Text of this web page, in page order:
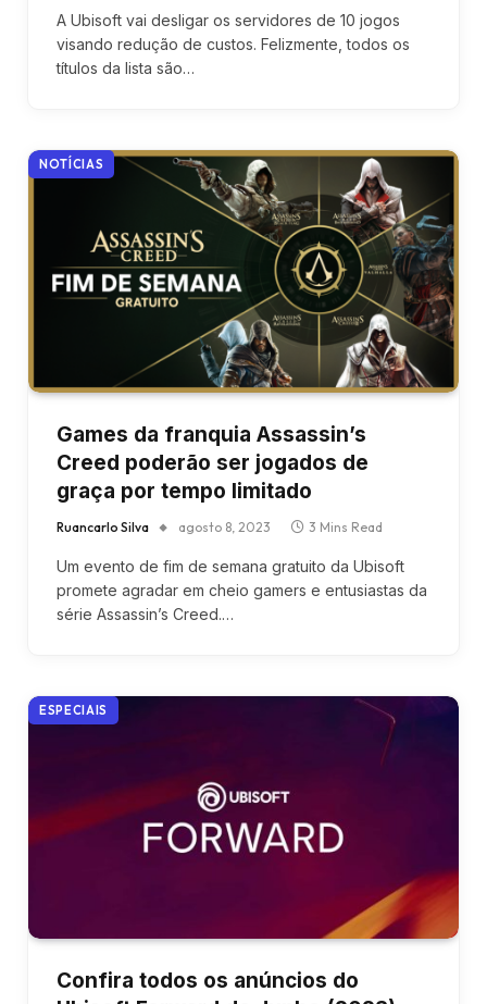
A Ubisoft vai desligar os servidores de 10 jogos
visando redução de custos. Felizmente, todos os
títulos da lista são…
NOTÍCIAS
Games da franquia Assassin’s
Creed poderão ser jogados de
graça por tempo limitado
Ruancarlo Silva agosto 8, 2023 3 Mins Read
Um evento de fim de semana gratuito da Ubisoft
promete agradar em cheio gamers e entusiastas da
série Assassin’s Creed.…
ESPECIAIS
Confira todos os anúncios do